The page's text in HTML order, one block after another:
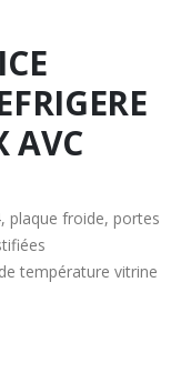
AVC
plaque froide, portes
température vitrine